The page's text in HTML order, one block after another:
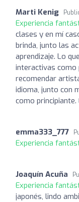
Marti Kenig
Experiencia
clases y en mí
brinda, junto las
aprendizaje. Lo
interactivas como
recomendar
idioma, junto con
como
emma333_777
Experiencia
Joaquín Acuña
Experiencia
japonés, lindo